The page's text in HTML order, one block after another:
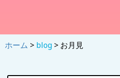
ホーム > blog > お月見